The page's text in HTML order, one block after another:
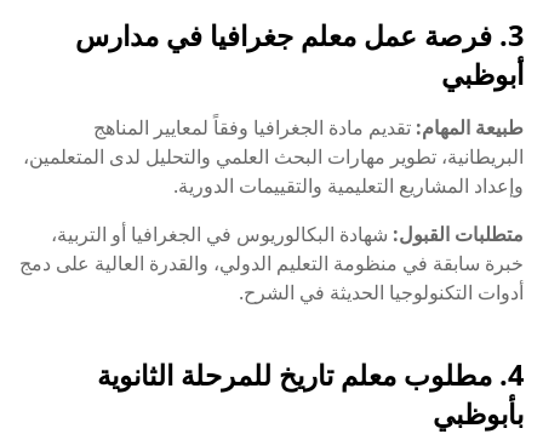
3. فرصة عمل معلم جغرافيا في مدارس
أبوظبي
طبيعة المهام: تقديم مادة الجغرافيا وفقاً لمعايير المناهج
البريطانية، تطوير مهارات البحث العلمي والتحليل لدى المتعلمين،
وإعداد المشاريع التعليمية والتقييمات الدورية.
متطلبات القبول: شهادة البكالوريوس في الجغرافيا أو التربية،
خبرة سابقة في منظومة التعليم الدولي، والقدرة العالية على دمج
أدوات التكنولوجيا الحديثة في الشرح.
4. مطلوب معلم تاريخ للمرحلة الثانوية
بأبوظبي